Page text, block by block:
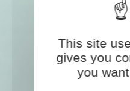
This site
gives you
you